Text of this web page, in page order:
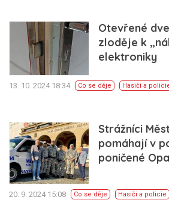
Otevřené
zloděje k
elektroniky
13. 10. 2024 18:34 Co se děje Hasiči a
Strážníci
pomáhají v
poničené
20. 9. 2024 15:08 Co se děje Hasiči a policie